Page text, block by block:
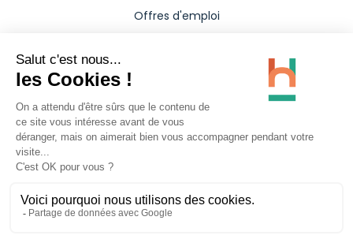
Offres d'emploi
Presse
Politique de confidentialitéMentions légales